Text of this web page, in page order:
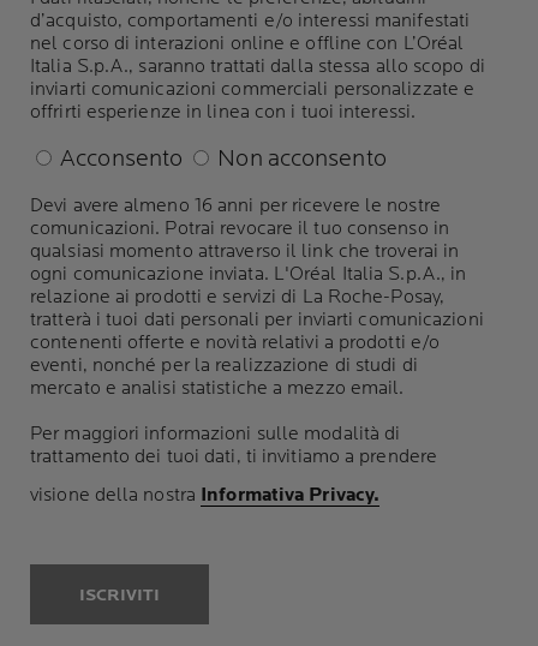
d’acquisto, comportamenti e/o interessi manifestati
nel corso di interazioni online e offline con L’Oréal
Italia S.p.A., saranno trattati dalla stessa allo scopo di
inviarti comunicazioni commerciali personalizzate e
offrirti esperienze in linea con i tuoi interessi.
Acconsento Non acconsento
Devi avere almeno 16 anni per ricevere le nostre
comunicazioni. Potrai revocare il tuo consenso in
qualsiasi momento attraverso il link che troverai in
ogni comunicazione inviata. L'Oréal Italia S.p.A., in
relazione ai prodotti e servizi di La Roche-Posay,
tratterà i tuoi dati personali per inviarti comunicazioni
contenenti offerte e novità relativi a prodotti e/o
eventi, nonché per la realizzazione di studi di
mercato e analisi statistiche a mezzo email.
Per maggiori informazioni sulle modalità di
trattamento dei tuoi dati, ti invitiamo a prendere
visione della nostra Informativa Privacy.
ISCRIVITI